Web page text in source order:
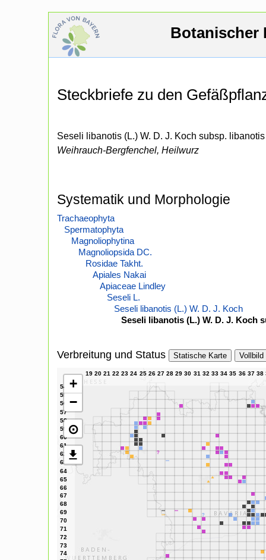
Botanischer
Steckbriefe zu den
Seseli libanotis (L.) W. D. J. Koch subsp. libanotis
Weihrauch-Bergfenchel, Heilwurz
Systematik und Morphologie
Trachaeophyta
Spermatophyta
Magnoliophytina
Magnoliopsida DC.
Rosidae Takht.
Apiales Nakai
Apiaceae Lindley
Seseli L.
Seseli libanotis (L.) W. D. J. Koch
Seseli libanotis (L.) W. D. J. Koch
Verbreitung und Status Statische Karte Vollbild
+
−
⊙